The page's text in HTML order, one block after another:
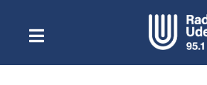
contenidoToggle
NavigationEscuchar Radio UdeC